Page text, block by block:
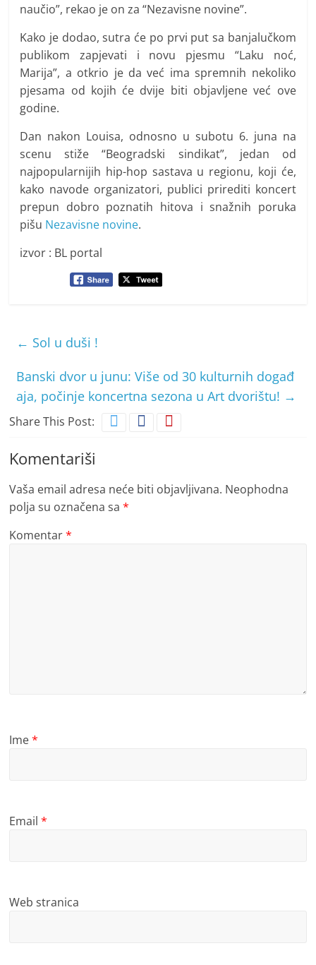
naučio”, rekao je on za “Nezavisne novine”.
Kako je dodao, sutra će po prvi put sa banjalučkom
publikom zapjevati i novu pjesmu “Laku noć,
Marija”, a otkrio je da već ima spremnih nekoliko
pjesama od kojih će dvije biti objavljene već ove
godine.
Dan nakon Louisa, odnosno u subotu 6. juna na
scenu stiže “Beogradski sindikat”, jedan od
najpopularnijih hip-hop sastava u regionu, koji će,
kako navode organizatori, publici prirediti koncert
prepun dobro poznatih hitova i snažnih poruka
pišu Nezavisne novine.
izvor : BL portal
← Sol u duši !
Banski dvor u junu: Više od 30 kulturnih događ
aja, počinje koncertna sezona u Art dvorištu! →
Share This Post:
Komentariši
Vaša email adresa neće biti objavljivana. Neophodna
polja su označena sa*
Komentar*
Ime*
Email*
Web stranica